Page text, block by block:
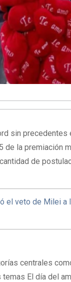
sin
de la premiación
de
el veto de Milei
centrales
El día del